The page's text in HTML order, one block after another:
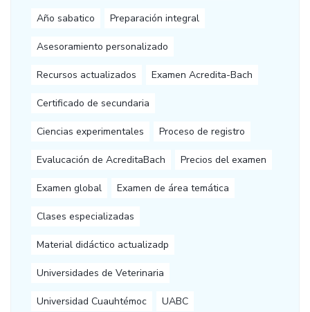
Año sabatico Preparación integral
Asesoramiento personalizado
Recursos actualizados Examen Acredita-Bach
Certificado de secundaria
Ciencias experimentales Proceso de registro
Evalucación de AcreditaBach Precios del examen
Examen global Examen de área temática
Clases especializadas
Material didáctico actualizadp
Universidades de Veterinaria
Universidad Cuauhtémoc UABC